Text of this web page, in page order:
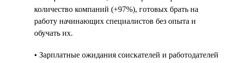
количество компаний (+97%), готовых брать на
работу начинающих специалистов без опыта и
обучать их.
• Зарплатные ожидания соискателей и работодателей